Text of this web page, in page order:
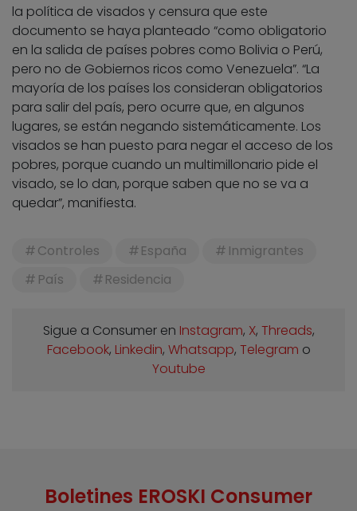
la política de visados y censura que este
documento se haya planteado “como obligatorio
en la salida de países pobres como Bolivia o Perú,
pero no de Gobiernos ricos como Venezuela”. “La
mayoría de los países los consideran obligatorios
para salir del país, pero ocurre que, en algunos
lugares, se están negando sistemáticamente. Los
visados se han puesto para negar el acceso de los
pobres, porque cuando un multimillonario pide el
visado, se lo dan, porque saben que no se va a
quedar”, manifiesta.
Controles España
Inmigrantes
País
Residencia
Sigue a Consumer en Instagram, X, Threads,
Facebook, Linkedin, Whatsapp, Telegram o
Youtube
Boletines EROSKI Consumer